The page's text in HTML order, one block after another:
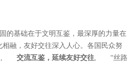
基础在于文明互鉴，最深厚的力量在
融，友好交往深入人心。各国民众努
。, 交流互鉴，延续友好交往, “丝路